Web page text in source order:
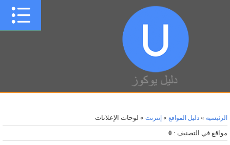
الرئيسية » دليل المواقع » إنترنت » لوحات الإعلانات
مواقع في التصنيف :
0